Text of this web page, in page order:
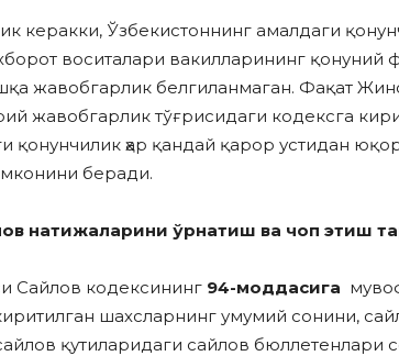
керакки, Ўзбекистоннинг амалдаги
воситалари вакилларининг қонуний
жавобгарлик белгиланмаган. Фақат
жавобгарлик тўғрисидаги кодексга
қонунчилик ҳар қандай қарор устидан
беради.
натижаларини ўрнатиш ва чоп этиш
Сайлов кодексининг 94-моддасига
шахсларнинг умумий сонини,
қутиларидаги сайлов бюллетенлари